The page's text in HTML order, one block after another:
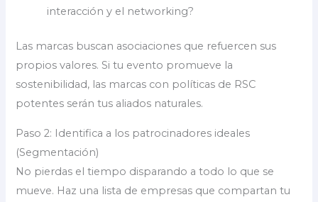
interacción y el networking?
Las marcas buscan asociaciones que refuercen sus
propios valores. Si tu evento promueve la
sostenibilidad, las marcas con políticas de RSC
potentes serán tus aliados naturales.
Paso 2: Identifica a los patrocinadores ideales
(Segmentación)
No pierdas el tiempo disparando a todo lo que se
mueve. Haz una lista de empresas que compartan tu